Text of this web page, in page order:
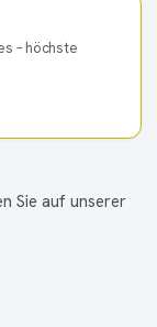
– höchste
Sie auf unserer